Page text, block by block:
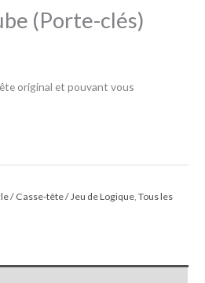
(Porte-clés)
original et pouvant vous
/ Casse-tête / Jeu de Logique ,Tous les